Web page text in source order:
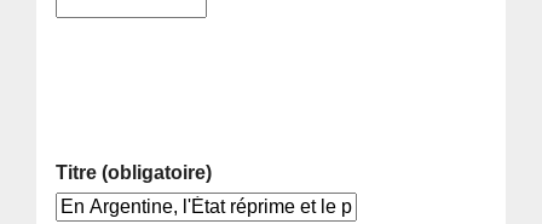
Titre (obligatoire)